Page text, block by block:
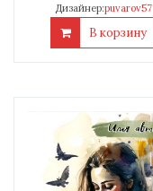
Дизайнер:puvarov57
В корзину